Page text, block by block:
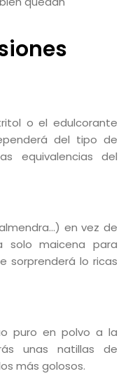
o el edulcorante
del tipo de
equivalencias del
en vez de
solo maicena para
sorprenderá lo ricas
puro en polvo a la
unas natillas de
más golosos.